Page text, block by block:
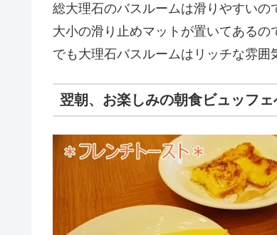
総大理石のバスルームは滑りやすい
大小の滑り止めマットが置いてあるの
でも大理石バスルームはリッチな雰囲
翌朝、お楽しみの朝食ビュッフェ